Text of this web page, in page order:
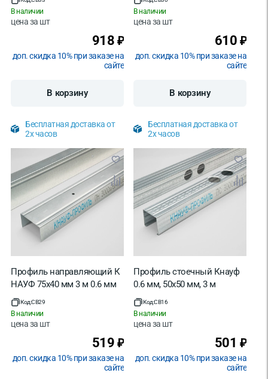
В наличии
цена за шт
918 ₽
доп. скидка 10% при заказе на
сайте
В корзину
Бесплатная доставка от
2х часов
В наличии
цена за шт
610 ₽
доп. скидка 10% при заказе на
сайте
В корзину
Бесплатная доставка от
2х часов
Профиль направляющий К
НАУФ 75х40 мм 3 м 0.6 мм
Код:CB29
В наличии
цена за шт
519 ₽
доп. скидка 10% при заказе на
сайте
Профиль стоечный Кнауф
0.6 мм, 50х50 мм, 3 м
Код:CB16
В наличии
цена за шт
501 ₽
доп. скидка 10% при заказе на
сайте